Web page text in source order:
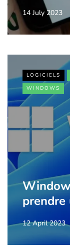
14 July 2023
LOGICIELS
WINDOWS
prendre
12 April 2023